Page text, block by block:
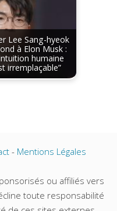
Lee Sang-hyeok
à Elon Musk :
humaine
irremplaçable”
- Mentions Légales
ou affiliés vers
toute responsabilité